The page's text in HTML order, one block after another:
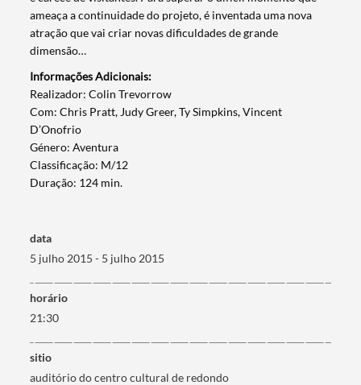
Termo de Pesquisa
Categorias gerais
ameaça a continuidade do projeto, é inventada uma nova
atração que vai criar novas dificuldades de grande
dimensão…
Informações Adicionais:
​Realizador: Colin Trevorrow
Com: Chris Pratt, Judy Greer, Ty Simpkins, Vincent
D’Onofrio
Género: Aventura
Classificação: M/12
Duração: 124 min.
data
5 julho 2015 - 5 julho 2015
horário
21:30
sitio
auditório do centro cultural de redondo